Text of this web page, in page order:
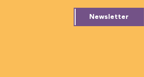
Newsletter